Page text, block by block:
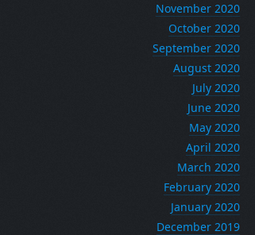
November 2020
October 2020
September 2020
August 2020
July 2020
June 2020
May 2020
April 2020
March 2020
February 2020
January 2020
December 2019